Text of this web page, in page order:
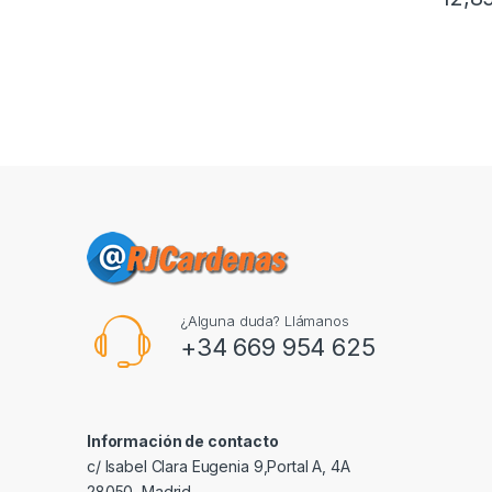
¿Alguna duda? Llámanos
+34 669 954 625
Información de contacto
c/ Isabel Clara Eugenia 9,Portal A, 4A